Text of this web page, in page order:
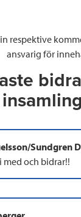
respektive
ansvarig för
Sundgren
med och bidrar!!